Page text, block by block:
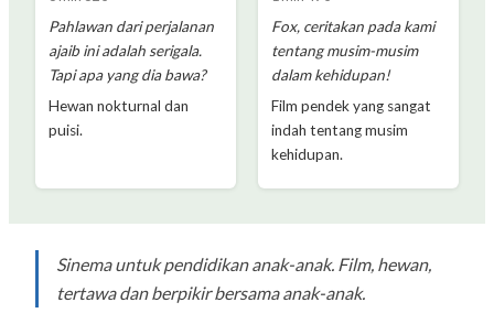
Pahlawan dari perjalanan
ajaib ini adalah serigala.
Tapi apa yang dia bawa?
Hewan nokturnal dan
puisi.
Fox, ceritakan pada kami
tentang musim-musim
dalam kehidupan!
Film pendek yang sangat
indah tentang musim
kehidupan.
Sinema untuk pendidikan anak-anak. Film, hewan,
tertawa dan berpikir bersama anak-anak.